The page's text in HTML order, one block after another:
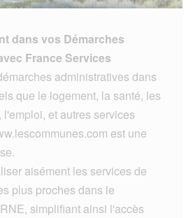
dans vos Démarches
France Services
administratives dans
que le logement, la santé, les
et autres services
est une
aisément les services de
plus proches dans le
simplifiant ainsi l'accès